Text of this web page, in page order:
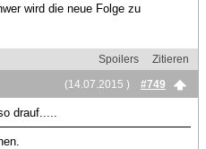
wird die neue Folge zu
Spoilers
Zitieren
(14.07.2015 )
#749
drauf.....